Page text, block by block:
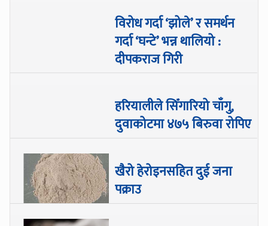
विरोध गर्दा ‘झोले’ र समर्थन
गर्दा ‘घन्टे’ भन्न थालियो :
दीपकराज गिरी
हरियालीले सिँगारियो चाँगु,
दुवाकोटमा ४७५ बिरुवा रोपिए
खैरो हेरोइनसहित दुई जना
पक्राउ